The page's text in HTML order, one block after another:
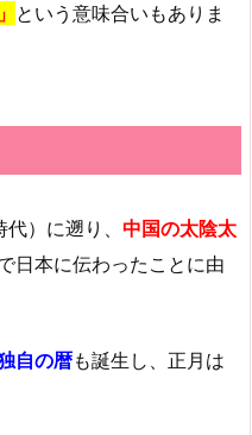
という意味合いもありま
）に遡り、 中国の太陰太
日本に伝わったことに由
自の暦も誕生し、正月は